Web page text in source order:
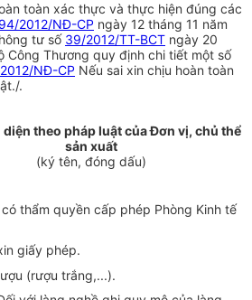
toàn xác thực và thực hiện đúng các
94/2012/NĐ-CP ngày 12 tháng 11 năm
tư số 39/2012/TT-BCT ngày 20
Công Thương quy định chi tiết một số
NĐ-CP Nếu sai xin chịu hoàn toàn
.
theo pháp luật của Đơn vị, chủ thể
sản xuất
(ký tên, đóng dấu)
thẩm quyền cấp phép Phòng Kinh tế
giấy phép.
(rượu trắng,...).